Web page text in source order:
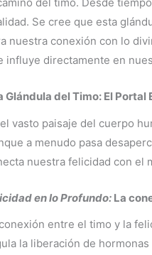
Se cree que esta
nuestra conexión con lo
influye directamente en
Glándula del Timo: El
vasto paisaje del cuerpo
a menudo pasa
nuestra felicidad con el
en lo Profundo: La
entre el timo y la
la liberación de